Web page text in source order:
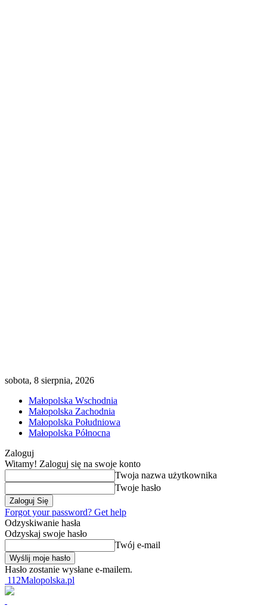
sobota, 8 sierpnia, 2026
Małopolska Wschodnia
Małopolska Zachodnia
Małopolska Południowa
Małopolska Północna
Zaloguj
Witamy! Zaloguj się na swoje konto
Twoja nazwa użytkownika
Twoje hasło
Forgot your password? Get help
Odzyskiwanie hasła
Odzyskaj swoje hasło
Twój e-mail
Hasło zostanie wysłane e-mailem.
112Malopolska.pl